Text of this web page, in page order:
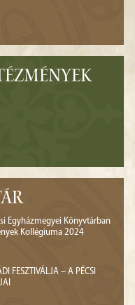
Egyházmegyei Könyvtárban
Kollégiuma 2024
FESZTIVÁLJA – A PÉCSI